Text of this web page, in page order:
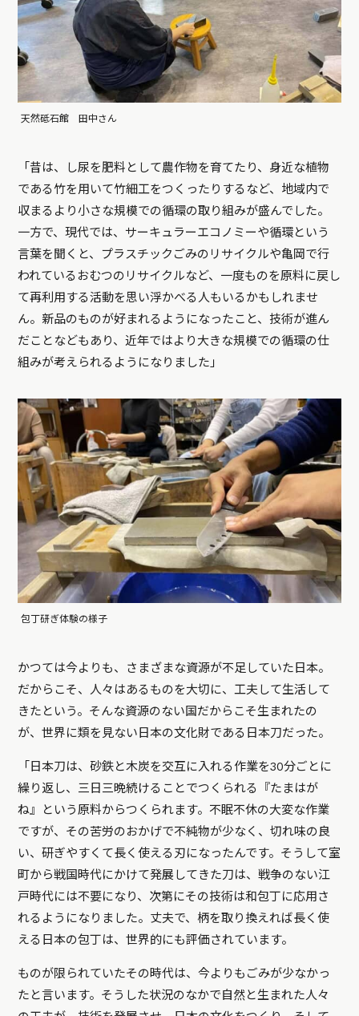
天然砥石館 田中さん
「昔は、し尿を肥料として農作物を育てたり、身近な植物
である竹を用いて竹細工をつくったりするなど、地域内で
収まるより小さな規模での循環の取り組みが盛んでした。
一方で、現代では、サーキュラーエコノミーや循環という
言葉を聞くと、プラスチックごみのリサイクルや亀岡で行
われているおむつのリサイクルなど、一度ものを原料に戻し
て再利用する活動を思い浮かべる人もいるかもしれませ
ん。新品のものが好まれるようになったこと、技術が進ん
だことなどもあり、近年ではより大きな規模での循環の仕
組みが考えられるようになりました」
包丁研ぎ体験の様子
かつては今よりも、さまざまな資源が不足していた日本。
だからこそ、人々はあるものを大切に、工夫して生活して
きたという。そんな資源のない国だからこそ生まれたの
が、世界に類を見ない日本の文化財である日本刀だった。
「日本刀は、砂鉄と木炭を交互に入れる作業を30分ごとに
繰り返し、三日三晩続けることでつくられる『たまはが
ね』という原料からつくられます。不眠不休の大変な作業
ですが、その苦労のおかげで不純物が少なく、切れ味の良
い、研ぎやすくて長く使える刃になったんです。そうして室
町から戦国時代にかけて発展してきた刀は、戦争のない江
戸時代には不要になり、次第にその技術は和包丁に応用さ
れるようになりました。丈夫で、柄を取り換えれば長く使
える日本の包丁は、世界的にも評価されています。
ものが限られていたその時代は、今よりもごみが少なかっ
たと言います。そうした状況のなかで自然と生まれた人々